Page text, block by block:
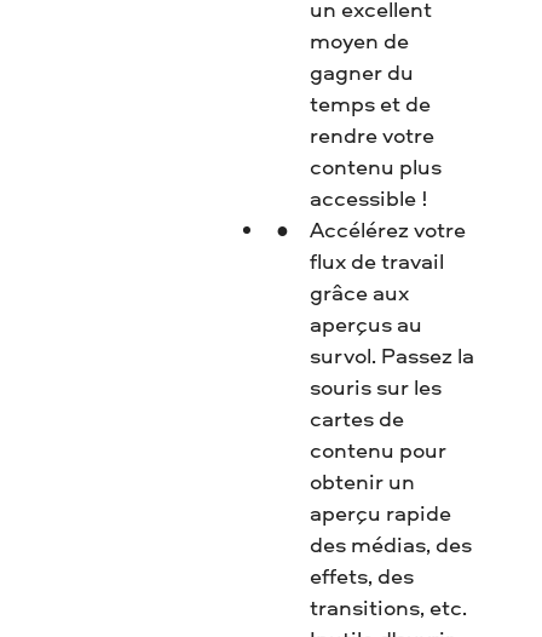
un excellent
moyen de
gagner du
temps et de
rendre votre
contenu plus
accessible !
Accélérez votre
flux de travail
grâce aux
aperçus au
survol. Passez la
souris sur les
cartes de
contenu pour
obtenir un
aperçu rapide
des médias, des
effets, des
transitions, etc.